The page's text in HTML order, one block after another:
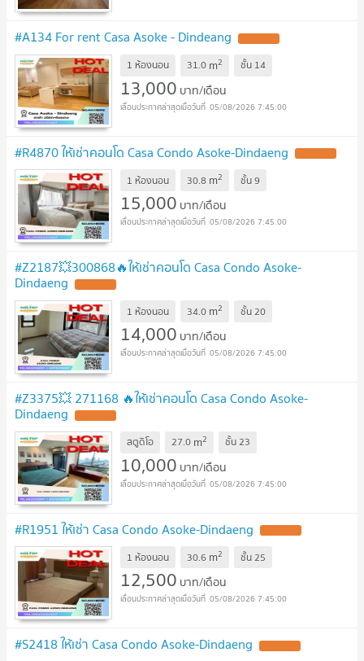
#A134 For rent Casa Asoke - Dindeang
1 ห้องนอน 31.0 m2 ชั้น 14
13,000 บาท/เดือน
05/08/2026 7:45:00
#R4870 ให้เช่าคอนโด Casa Condo Asoke-Dindaeng
1 ห้องนอน 30.8 m2 ชั้น9
15,000 บาท/เดือน
05/08/2026 7:45:00
#Z2187💥300868🔥ให้เช่าคอนโด Casa Condo Asoke-
Dindaeng
1 ห้องนอน 34.0 m2 ชั้น20
14,000 บาท/เดือน
05/08/2026 7:45:00
#Z3375💥 271168 🔥ให้เช่าคอนโด Casa Condo Asoke-
Dindaeng
สตูดิโอ 27.0 m2 ชั้น23
10,000 บาท/เดือน
05/08/2026 7:45:00
#R1951 ให้เช่า Casa Condo Asoke-Dindaeng
1 ห้องนอน 30.6 m2 ชั้น25
12,500 บาท/เดือน
05/08/2026 7:45:00
#S2418 ให้เช่า Casa Condo Asoke-Dindaeng